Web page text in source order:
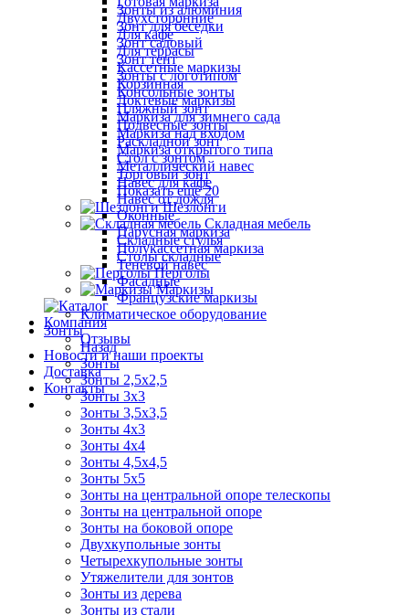
Зонты из алюминия
Зонт для беседки
Зонт садовый
Зонт тент
Зонты с логотипом
Консольные зонты
Пляжный зонт
Подвесные зонты
Раскладной зонт
Стол с зонтом
Торговый зонт
Показать ещё 20
Шезлонги
Складная мебель
Складные стулья
Столы складные
Перголы
Маркизы
Компания
Отзывы
Новости и наши проекты
Доставка
Контакты
Двухсторонние
Для кафе
Для террасы
Кассетные маркизы
Корзинная
Локтевые маркизы
Маркиза для зимнего сада
Маркиза над входом
Маркиза открытого типа
Металлический навес
Навес для кафе
Навес от дождя
Оконные
Парусная маркиза
Полукассетная маркиза
Теневой навес
Фасадные
Французские маркизы
Климатическое оборудование
Зонты
Назад
Зонты
Зонты 2,5х2,5
Зонты 3х3
Зонты 3,5х3,5
Зонты 4х3
Зонты 4х4
Зонты 4,5х4,5
Зонты 5х5
Зонты на центральной опоре телескопы
Зонты на центральной опоре
Зонты на боковой опоре
Двухкупольные зонты
Четырехкупольные зонты
Утяжелители для зонтов
Зонты из дерева
Зонты из стали